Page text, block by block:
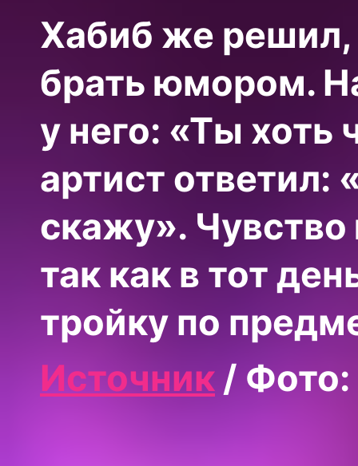
Хабиб же решил,
брать юмором.
у него: «Ты хоть
артист ответил:
скажу».
так как в тот
тройку по
Источник / Фото: